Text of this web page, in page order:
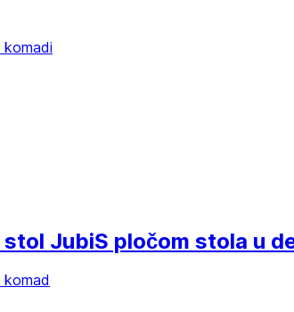
komadi
stol JubiS pločom stola u
komad